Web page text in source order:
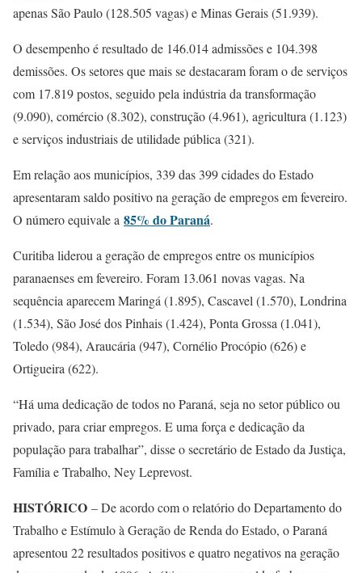
apenas São Paulo (128.505 vagas) e Minas Gerais (51.939).
O desempenho é resultado de 146.014 admissões e 104.398
demissões. Os setores que mais se destacaram foram o de serviços
com 17.819 postos, seguido pela indústria da transformação
(9.090), comércio (8.302), construção (4.961), agricultura (1.123)
e serviços industriais de utilidade pública (321).
Em relação aos municípios, 339 das 399 cidades do Estado
apresentaram saldo positivo na geração de empregos em fevereiro.
O número equivale a 85% do Paraná.
Curitiba liderou a geração de empregos entre os municípios
paranaenses em fevereiro. Foram 13.061 novas vagas. Na
sequência aparecem Maringá (1.895), Cascavel (1.570), Londrina
(1.534), São José dos Pinhais (1.424), Ponta Grossa (1.041),
Toledo (984), Araucária (947), Cornélio Procópio (626) e
Ortigueira (622).
“Há uma dedicação de todos no Paraná, seja no setor público ou
privado, para criar empregos. E uma força e dedicação da
população para trabalhar”, disse o secretário de Estado da Justiça,
Família e Trabalho, Ney Leprevost.
HISTÓRICO – De acordo com o relatório do Departamento do
Trabalho e Estímulo à Geração de Renda do Estado, o Paraná
apresentou 22 resultados positivos e quatro negativos na geração